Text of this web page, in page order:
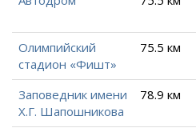
Олимпийский
стадион «Фишт»
75.5 км
Заповедник имени
Х.Г. Шапошникова
78.9 км